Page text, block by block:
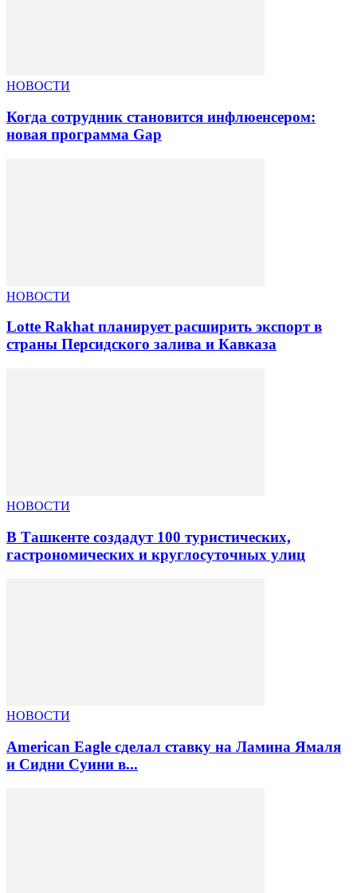
НОВОСТИ
Когда сотрудник становится инфлюенсером:
новая программа Gap
НОВОСТИ
Lotte Rakhat планирует расширить экспорт в
страны Персидского залива и Кавказа
НОВОСТИ
В Ташкенте создадут 100 туристических,
гастрономических и круглосуточных улиц
НОВОСТИ
American Eagle сделал ставку на Ламина Ямаля
и Сидни Суини в...